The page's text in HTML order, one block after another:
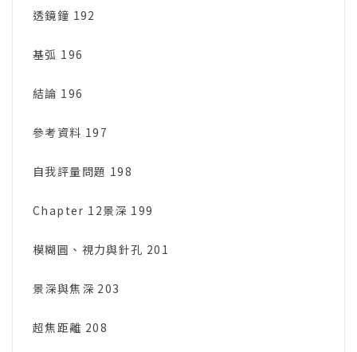
透鏡鐘 192
基弧 196
結論 196
參考資料 197
自我評量問題 198
Chapter 12景深 199
模糊圓、視力與針孔 201
景深與焦深 203
超焦距離 208